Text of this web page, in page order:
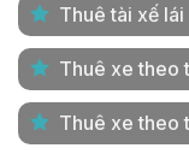
Thuê tài xế lái
Thuê xe theo
Thuê xe theo